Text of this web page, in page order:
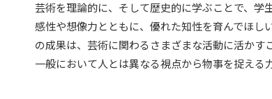
芸術を理論的に、そして歴史的に学ぶことで、学
感性や想像力とともに、優れた知性を育んでほし
の成果は、芸術に関わるさまざまな活動に活かす
一般において人とは異なる視点から物事を捉える